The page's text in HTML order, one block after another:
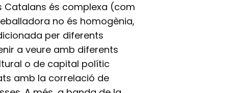
Catalans és complexa (com
no és homogènia,
per diferents
a veure amb diferents
o de capital polític
amb la correlació de